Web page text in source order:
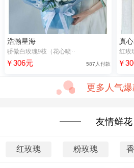
浩瀚星海
骄傲白玫瑰9枝（花心喷··
￥306元 587人付款
真
红玫
￥
更多人气爆
友情鲜花
红玫瑰 粉玫瑰